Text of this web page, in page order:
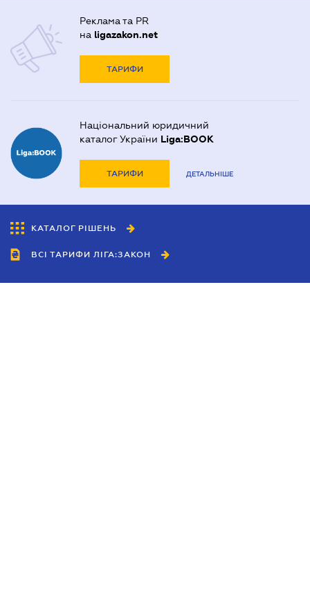
Реклама та PR
на ligazakon.net
ТАРИФИ
Національний юридичний
каталог України Liga:BOOK
ТАРИФИ ДЕТАЛЬНІШЕ
КАТАЛОГ РІШЕНЬ
ВСІ ТАРИФИ ЛІГА:ЗАКОН